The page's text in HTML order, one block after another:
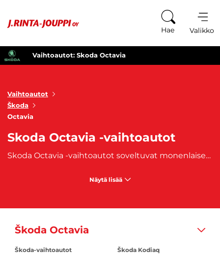
Hae Valikko
Vaihtoautot: Skoda Octavia
Vaihtoautot
Škoda
Octavia
Skoda Octavia -vaihtoautot
Skoda Octavia -vaihtoautot soveltuvat monenlaiseen käyttöön. Etenkin perheille ne ovat monesti kiinnostava vaihtoehto kokonsa, mutta samalla huokean hintansa suhteen. Vaikka Skoda Octavia -vaihtoautot mielletäänkin herkästi hyvin tavallisiksi autoiksi, on varsinkin uudemmissa Octavioissa herkuteltu modernilla ulkonäöllä sekä uudella teknologialla. Oli sinulla sitten hakusessa Skoda Octavia Combi, urheilullinen Octavia RS, 4x4 Scout tai ladattava hybridi Octavia iv – Skoda Octavia -vaihtoauto on varmasti osuva valinta, sillä kyseessä on laadukas ja luotettava vaihtoautoa, joka on samalla tilava. Valikoimastamme löytyy useimmiten myös
Näytä lisää
Škoda Octavia
Škoda-vaihtoautot
Škoda Kodiaq